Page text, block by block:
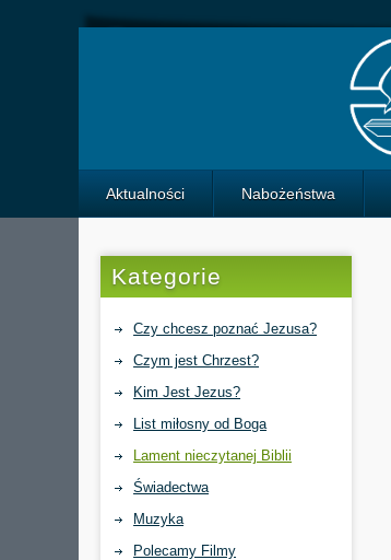
Aktualności Nabożeństwa
Historia Izraela
Kategorie
Czy chcesz poznać Jezusa?
Czym jest Chrzest?
Kim Jest Jezus?
List miłosny od Boga
Lament nieczytanej Biblii
Świadectwa
Muzyka
Polecamy Filmy